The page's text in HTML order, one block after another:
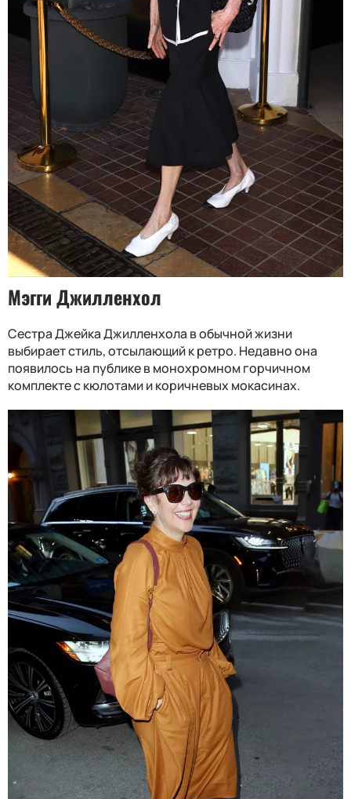
Мэгги Джилленхол
Сестра Джейка Джилленхола в обычной жизни
выбирает стиль, отсылающий к ретро. Недавно она
появилось на публике в монохромном горчичном
комплекте с кюлотами и коричневых мокасинах.